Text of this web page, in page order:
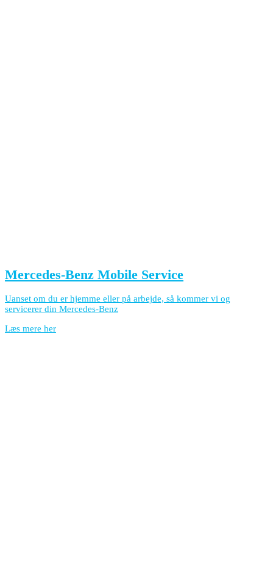
Mercedes-Benz Mobile Service
Uanset om du er hjemme eller på arbejde, så kommer vi og
servicerer din Mercedes-Benz
Læs mere her